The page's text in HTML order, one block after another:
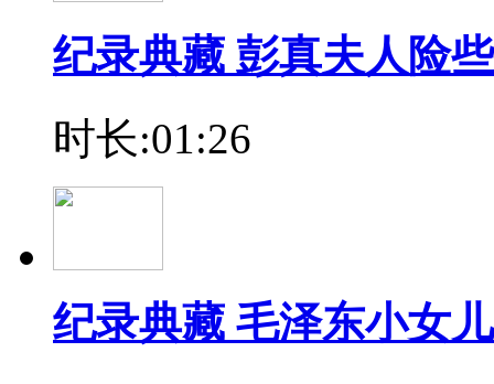
纪录典藏 彭真夫人险
时长:01:26
纪录典藏 毛泽东小女